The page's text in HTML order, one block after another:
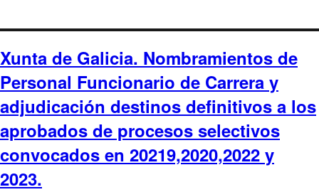
Xunta de Galicia. Nombramientos de
Personal Funcionario de Carrera y
adjudicación destinos definitivos a los
aprobados de procesos selectivos
convocados en 20219,2020,2022 y
2023.